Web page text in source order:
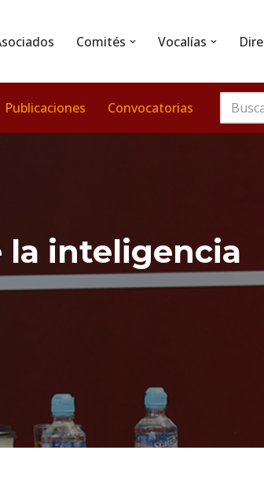
Comités Vocalías
Publicaciones Convocatorias
la inteligencia